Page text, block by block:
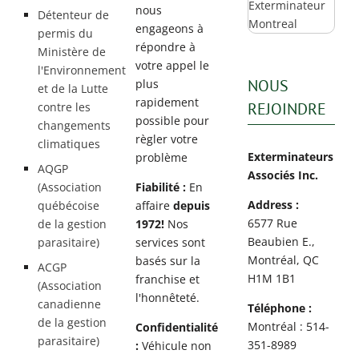
Exterminateur
Pointe-aux-
Trembles
Exterminateur
Villeray-St-
Michel-Parc-
Extension
Exterminateur
Rosemont / La
Petite Patrie
Exterminateur
Rivière-des-
Prairies
Exterminateur
St-Léonard
Détenteur de
permis du
Ministère de
l'Environnement
et de la Lutte
contre les
changements
climatiques
AQGP
(Association
québécoise
de la gestion
parasitaire)
ACGP
(Association
canadienne
de la gestion
parasitaire)
nous
engageons à
répondre à
votre appel le
plus
rapidement
possible pour
règler votre
problème
Fiabilité : En
affairedepuis
1972! Nos
services sont
basés sur la
franchise et
l'honnêteté.
Confidentialité
: Véhicule non
NOUS
REJOINDRE
Exterminateurs
Associés Inc.
Address :
6577 Rue
Beaubien E.,
Montréal, QC
H1M 1B1
Téléphone :
Montréal : 514-
351-8989